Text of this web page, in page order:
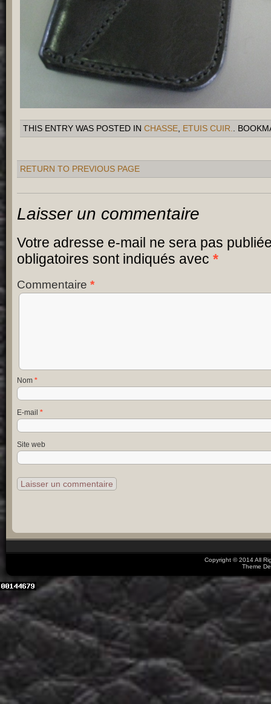
THIS ENTRY WAS POSTED IN CHASSE ETUIS CUIR. .
RETURN TO PREVIOUS PAGE
Laisser un commentaire
Votre adresse e-mail ne sera pas
obligatoires sont indiqués avec *
Commentaire *
Nom *
E-mail *
Site web
Copyright © 2014 All
Theme